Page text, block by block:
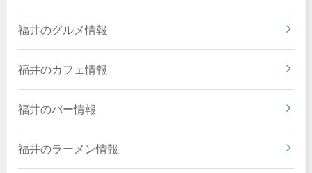
福井のグルメ情報
福井のカフェ情報
福井のバー情報
福井のラーメン情報